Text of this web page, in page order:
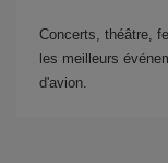
Concerts, théâtre,
les meilleurs
d'avion.